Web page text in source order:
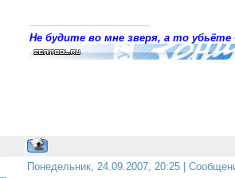
Не будите во мне зверя, а то убьёте
Понедельник, 24.09.2007, 20:25 |